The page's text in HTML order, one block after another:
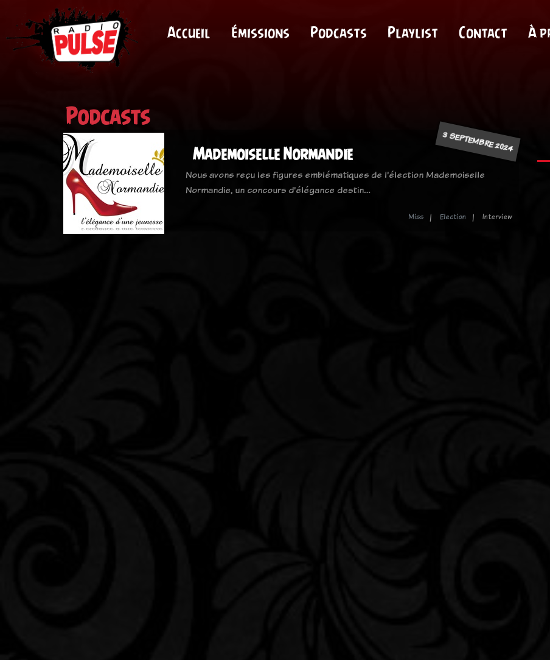
Accueil Émissions Podcasts Playlist Contact À
Podcasts
3 SEPTEMBRE 2024
Mademoiselle Normandie
Nous avons reçu les figures emblématiques de l'élection Mademoiselle
Normandie, un concours d'élégance destin…
Miss Election Interview